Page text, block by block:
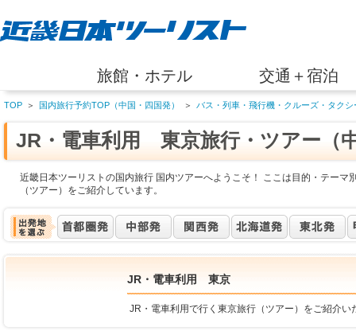
旅館・ホテル 交通＋宿泊
TOP ＞ 国内旅行予約TOP（中国・四国発） ＞ バス・列車・飛行機・クルーズ・タク
JR・電車利用 東京旅行・ツアー（
近畿日本ツーリストの国内旅行 国内ツアーへようこそ！ ここは目的・テー
（ツアー）をご紹介しています。
JR・電車利用 東京
JR・電車利用で行く東京旅行（ツアー）をご紹介い